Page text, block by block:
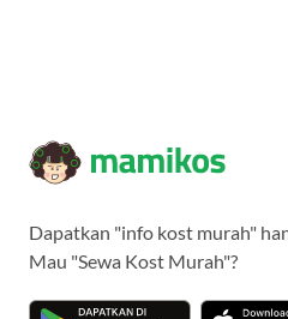
Dapatkan "info kost murah"
Mau "Sewa Kost Murah"?